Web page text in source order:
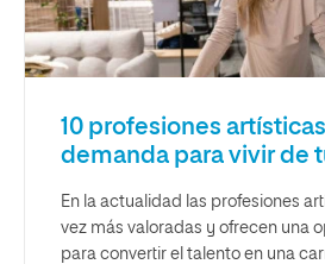
10 profesiones
demanda para vivir de
En la actualidad las profesiones
vez más valoradas y ofrecen una
para convertir el talento en una